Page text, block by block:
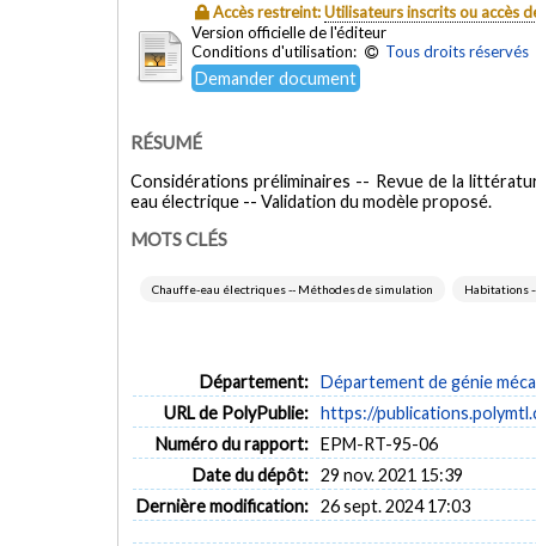
Accès restreint:Utilisateurs inscrits ou accès
Version officielle de l'éditeur
Conditions d'utilisation:
Tous droits réservés
Demander document
RÉSUMÉ
Considérations préliminaires -- Revue de la
eau électrique -- Validation du modèle proposé.
MOTS CLÉS
Chauffe-eau électriques -- Méthodes de simulation Habitations
Département: Département de génie
URL de PolyPublie: https://
Numéro du rapport: EPM-RT-95-06
Date du dépôt: 29 nov. 2021 15:39
Dernière modification: 26 sept. 2024 17:03